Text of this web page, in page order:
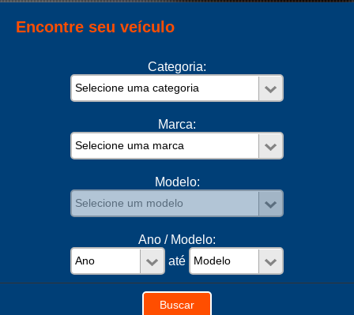
Encontre seu veículo
Categoria:
Marca:
Modelo:
Ano / Modelo:
até